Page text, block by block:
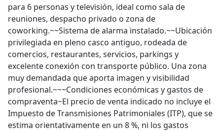
para 6 personas y televisión, ideal como sala de
reuniones, despacho privado o zona de
coworking.~~Sistema de alarma instalado.~~Ubicación
privilegiada en pleno casco antiguo, rodeada de
comercios, restaurantes, servicios, parkings y
excelente conexión con transporte público. Una zona
muy demandada que aporta imagen y visibilidad
profesional.~~~Condiciones económicas y gastos de
compraventa~El precio de venta indicado no incluye el
Impuesto de Transmisiones Patrimoniales (ITP), que se
estima orientativamente en un 8 %, ni los gastos